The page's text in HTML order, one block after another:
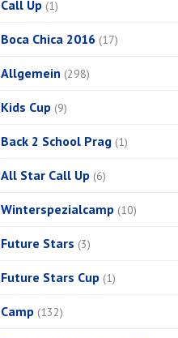
Call Up (1)
Boca Chica 2016 (17)
Allgemein (298)
Kids Cup (9)
Back 2 School Prag (1)
All Star Call Up (6)
Winterspezialcamp (10)
Future Stars (3)
Future Stars Cup (1)
Camp (132)